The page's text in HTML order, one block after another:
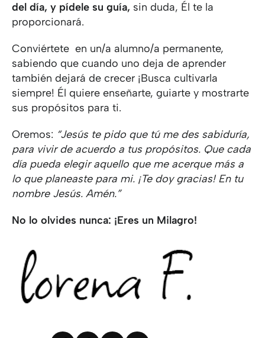
del día, y pídele su guía, sin duda, Él te la
proporcionará.
Conviértete en un/a alumno/a permanente,
sabiendo que cuando uno deja de aprender
también dejará de crecer ¡Busca cultivarla
siempre! Él quiere enseñarte, guiarte y mostrarte
sus propósitos para ti.
Oremos: “Jesús te pido que tú me des sabiduría,
para vivir de acuerdo a tus propósitos. Que cada
día pueda elegir aquello que me acerque más a
lo que planeaste para mi. ¡Te doy gracias! En tu
nombre Jesús. Amén.”
No lo olvides nunca: ¡Eres un Milagro!